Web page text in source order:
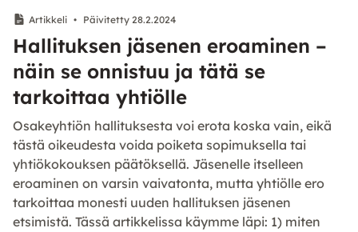
Artikkeli • Päivitetty 28.2.2024
Hallituksen jäsenen eroaminen –
näin se onnistuu ja tätä se
tarkoittaa yhtiölle
Osakeyhtiön hallituksesta voi erota koska vain, eikä
tästä oikeudesta voida poiketa sopimuksella tai
yhtiökokouksen päätöksellä. Jäsenelle itselleen
eroaminen on varsin vaivatonta, mutta yhtiölle ero
tarkoittaa monesti uuden hallituksen jäsenen
etsimistä. Tässä artikkelissa käymme läpi: 1) miten